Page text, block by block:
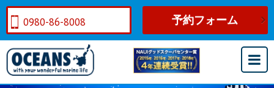
0980-86-8008 予約フォーム